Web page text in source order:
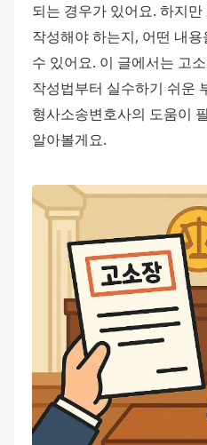
되는 경우가 있어요. 하지
작성해야 하는지, 어떤 내
수 있어요. 이 글에서는 고
작성법부터 실수하기 쉬운
형사소송변호사의 도움이
알아볼게요.